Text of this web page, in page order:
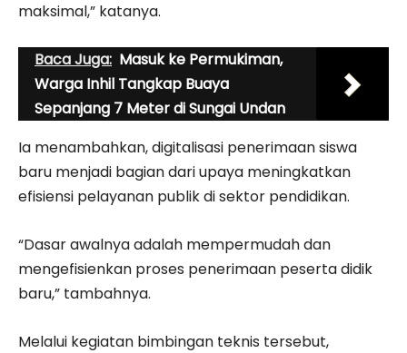
maksimal,” katanya.
Baca Juga: Masuk ke Permukiman,
Warga Inhil Tangkap Buaya
Sepanjang 7 Meter di Sungai Undan
Ia menambahkan, digitalisasi penerimaan siswa
baru menjadi bagian dari upaya meningkatkan
efisiensi pelayanan publik di sektor pendidikan.
“Dasar awalnya adalah mempermudah dan
mengefisienkan proses penerimaan peserta didik
baru,” tambahnya.
Melalui kegiatan bimbingan teknis tersebut,